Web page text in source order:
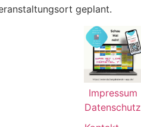
geplant.
Impressum
Datenschutz